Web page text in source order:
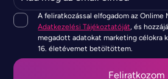
A feliratkozással elfogadom az Onlime
Adatkezelési Tájékoztatóját, és
megadott adatokat marketing célokra
16. életévemet betöltöttem.